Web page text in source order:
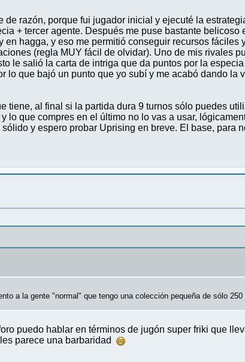
razón, porque fui jugador inicial y ejecuté la
+ tercer agente. Después me puse bastante belicoso
hagga, y eso me permitió conseguir recursos fáciles
(regla MUY fácil de olvidar). Uno de mis rivales
le salió la carta de intriga que da puntos por la
lo que bajó un punto que yo subí y me acabó dando la
tiene, al final si la partida dura 9 turnos sólo puedes
que compres en el último no lo vas a usar,
sólido y espero probar Uprising en breve. El base, para
a la gente "normal" que tengo una colección pequeña de sólo 250
puedo hablar en términos de jugón super friki que
les parece una barbaridad